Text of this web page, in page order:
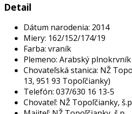
Detail
Dátum narodenia: 2014
Miery: 162/152/174/19
Farba: vraník
Plemeno: Arabský plnokrvník
Chovateľská stanica: NŽ
13, 951 93 Topoľčianky)
Telefón: 037/630 16 13-5
Chovateľ: NŽ Topoľčianky,